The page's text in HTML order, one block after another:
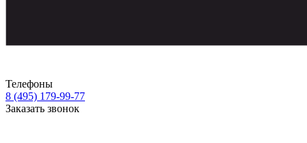
Телефоны
8 (495) 179-99-77
Заказать звонок